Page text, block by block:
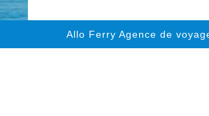
Allo Ferry Agence de